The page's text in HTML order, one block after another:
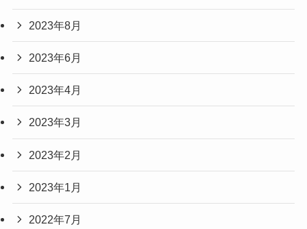
2023年8月
2023年6月
2023年4月
2023年3月
2023年2月
2023年1月
2022年7月